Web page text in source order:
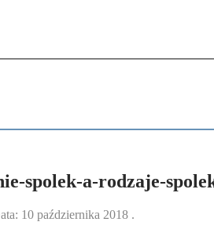
spolek-a-rodzaje-
10 października 2018 .